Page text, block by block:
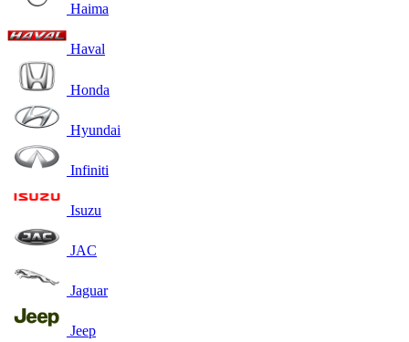
Haima
Haval
Honda
Hyundai
Infiniti
Isuzu
JAC
Jaguar
Jeep